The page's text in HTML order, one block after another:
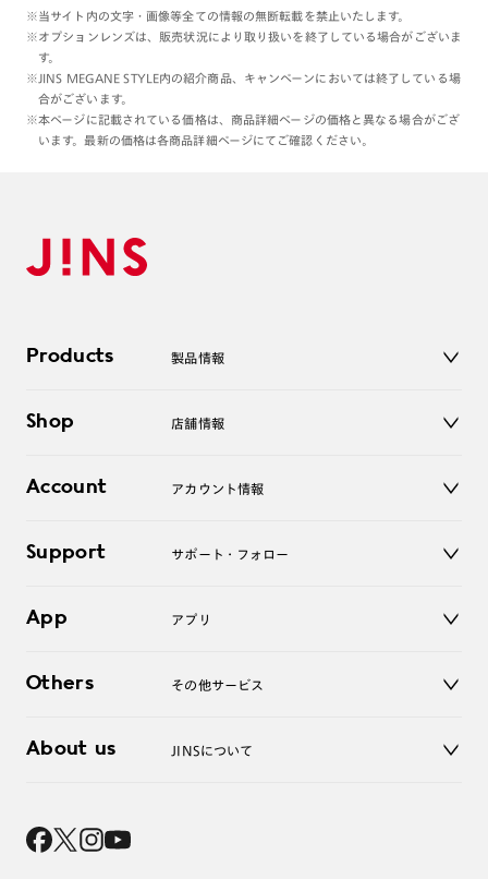
※当サイト内の文字・画像等全ての情報の無断転載を禁止いたします。
※オプションレンズは、販売状況により取り扱いを終了している場合がございま
す。
※JINS MEGANE STYLE内の紹介商品、キャンペーンにおいては終了している場
合がございます。
※本ページに記載されている価格は、商品詳細ページの価格と異なる場合がござ
います。最新の価格は各商品詳細ページにてご確認ください。
Products 製品情報
サングラス
コンタクトレンズ
アクセサリー
Shop 店舗情報
オンラインショップ
Account アカウント情報
ログアウト
Support サポート・フォロー
よくあるご質問
お問い合わせ
App アプリ
Others その他サービス
レンズ交換
About us JINSについて
採用情報